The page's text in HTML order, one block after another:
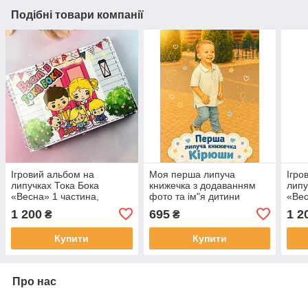
Подібні товари компанії
Ігровий альбом на
липучках Тока Бока
«Весна» 1 частина,
1 200 ₴
Купити
Моя перша липуча
книжечка з додаванням
фото та ім"я дитини
695₴
Купити
1
Про нас